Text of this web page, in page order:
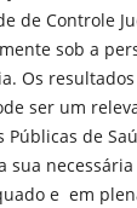
de Controle
sob a
Os
ser um
Públicas de
sua
e em